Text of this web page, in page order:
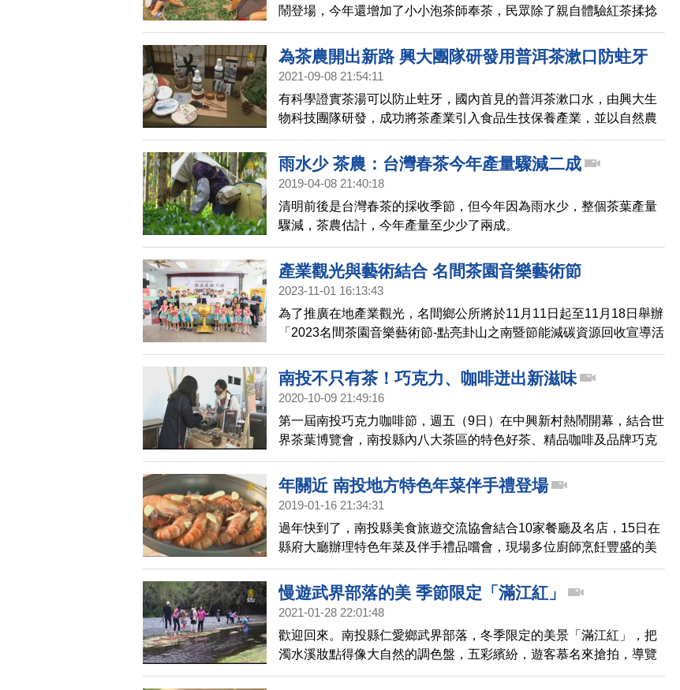
鬧登場，今年還增加了小小泡茶師奉茶，民眾除了親自體驗紅茶揉捻
的過程，也能感受到茶道文化之美，場面壯觀又溫馨。
為茶農開出新路 興大團隊研發用普洱茶漱口防蛀牙
2021-09-08 21:54:11
有科學證實茶湯可以防止蛀牙，國內首見的普洱茶漱口水，由興大生
物科技團隊研發，成功將茶產業引入食品生技保養產業，並以自然農
法開發出茶粉，兩項成果將在10月登上國際期刊。
雨水少 茶農：台灣春茶今年產量驟減二成
2019-04-08 21:40:18
清明前後是台灣春茶的採收季節，但今年因為雨水少，整個茶葉產量
驟減，茶農估計，今年產量至少少了兩成。
產業觀光與藝術結合 名間茶園音樂藝術節
2023-11-01 16:13:43
為了推廣在地產業觀光，名間鄉公所將於11月11日起至11月18日舉辦
「2023名間茶園音樂藝術節-點亮卦山之南暨節能減碳資源回收宣導活
動」系列活動，將茶香結合音樂、藝術、地方特產及環保議題，讓在
地茶藝文化得以傳承與發揚，同時提高民眾對環保、節能減碳等議題
的認識。
南投不只有茶！巧克力、咖啡迸出新滋味
2020-10-09 21:49:16
第一屆南投巧克力咖啡節，週五（9日）在中興新村熱鬧開幕，結合世
界茶葉博覽會，南投縣內八大茶區的特色好茶、精品咖啡及品牌巧克
力，齊聚一堂，免費讓民眾試喝品嚐。適逢國慶連假，現場湧現人
潮。
年關近 南投地方特色年菜伴手禮登場
2019-01-16 21:34:31
過年快到了，南投縣美食旅遊交流協會結合10家餐廳及名店，15日在
縣府大廳辦理特色年菜及伴手禮品嚐會，現場多位廚師烹飪豐盛的美
味料理、地方特色年菜饗宴，一起去看看。
慢遊武界部落的美 季節限定「滿江紅」
2021-01-28 22:01:48
歡迎回來。南投縣仁愛鄉武界部落，冬季限定的美景「滿江紅」，把
濁水溪妝點得像大自然的調色盤，五彩繽紛，遊客慕名來搶拍，導覽
員也不厭其煩的教導手機拍攝的技巧，讓武界吊橋下相當熱鬧。